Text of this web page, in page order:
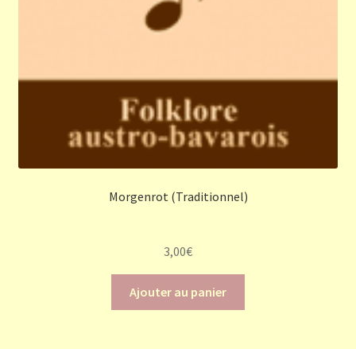
Morgenrot (Traditionnel)
3,00€
Ajouter au panier